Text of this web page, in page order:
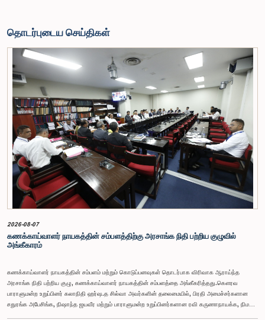
தொடர்புடைய செய்திகள்
2026-08-07
கணக்காய்வாளர் நாயகத்தின் சம்பளத்திற்கு அரசாங்க நிதி பற்றிய குழுவில்
அங்கீகாரம்
கணக்காய்வாளர் நாயகத்தின் சம்பளம் மற்றும் கொடுப்பனவுகள் தொடர்பாக விரிவாக ஆராய்ந்த
அரசாங்க நிதி பற்றிய குழு, கணக்காய்வாளர் நாயகத்தின் சம்பளத்தை அங்கீகரித்தது.கௌரவ
பாராளுமன்ற உறுப்பினர் கலாநிதி ஹர்ஷ.த சில்வா அவர்களின் தலைமையில், பிரதி அமைச்சர்களான
சதுரங்க அபேசிங்க, நிஷாந்த ஜயவீர மற்றும் பாராளுமன்ற உறுப்பினர்களான ரவி கருணாநாயக்க, நிமல்